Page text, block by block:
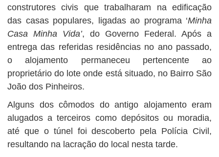
construtores civis que trabalharam na edificação
das casas populares, ligadas ao programa ‘Minha
Casa Minha Vida’, do Governo Federal. Após a
entrega das referidas residências no ano passado,
o alojamento permaneceu pertencente ao
proprietário do lote onde está situado, no Bairro São
João dos Pinheiros.
Alguns dos cômodos do antigo alojamento eram
alugados a terceiros como depósitos ou moradia,
até que o túnel foi descoberto pela Polícia Civil,
resultando na lacração do local nesta tarde.